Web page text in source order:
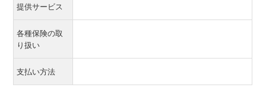
提供サービス
各種保険の取
り扱い
支払い方法